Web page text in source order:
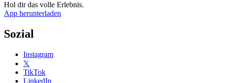
Hol dir das volle Erlebnis.
App herunterladen
Sozial
Instagram
𝕏
TikTok
LinkedIn